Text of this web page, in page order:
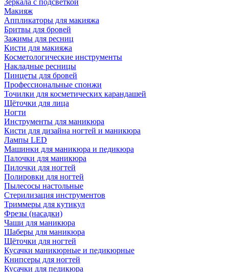
Зеркала с подсветкой
Макияж
Аппликаторы для макияжа
Бритвы для бровей
Зажимы для ресниц
Кисти для макияжа
Косметологические инструменты
Накладные ресницы
Пинцеты для бровей
Профессиональные спонжи
Точилки для косметических карандашей
Щёточки для лица
Ногти
Инструменты для маникюра
Кисти для дизайна ногтей и маникюра
Лампы LED
Машинки для маникюра и педикюра
Палочки для маникюра
Пилочки для ногтей
Полировки для ногтей
Пылесосы настольные
Стерилизация инструментов
Триммеры для кутикул
Фрезы (насадки)
Чаши для маникюра
Шаберы для маникюра
Щёточки для ногтей
Кусачки маникюрные и педикюрные
Книпсеры для ногтей
Кусачки для педикюра